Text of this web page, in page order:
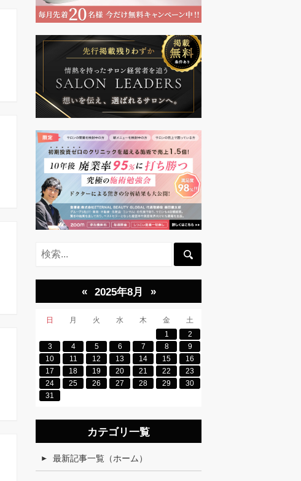
« 2025年8月 »
日 月 火 水 木 金
土
1
2
3
4 5 6 7 8
9
10
11 12 13 14 15
16
17
18 19 20 21 22
23
24
25 26 27 28 29
30
31
カテゴリ一覧
最新記事一覧（ホーム）